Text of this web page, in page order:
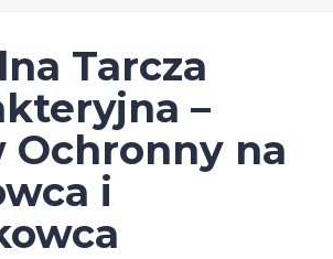
Tarcza
–
Ochronny na
i